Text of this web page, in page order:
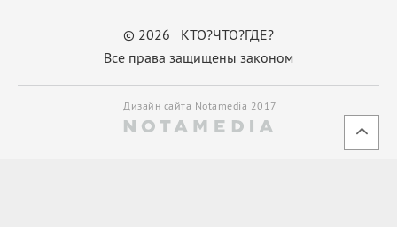
© 2026 КТО?ЧТО?ГДЕ?
Все права защищены законом
Дизайн сайта Notamedia 2017